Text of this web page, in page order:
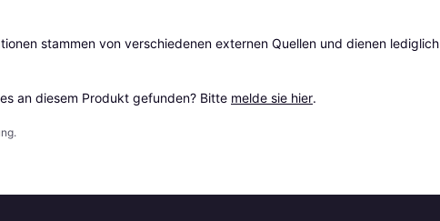
stammen von verschiedenen externen Quellen und dienen lediglich
an diesem Produkt gefunden? Bitte melde sie hier.